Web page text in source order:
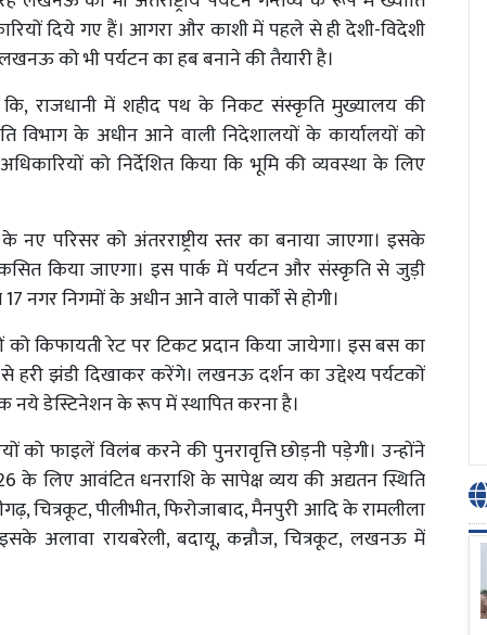
दिये गए हैं। आगरा और काशी में पहले से ही देशी-विदेशी
को भी पर्यटन का हब बनाने की तैयारी है।
कि, राजधानी में शहीद पथ के निकट संस्कृति मुख्यालय की
विभाग के अधीन आने वाली निदेशालयों के कार्यालयों को
को निर्देशित किया कि भूमि की व्यवस्था के लिए
नए परिसर को अंतरराष्ट्रीय स्तर का बनाया जाएगा। इसके
किया जाएगा। इस पार्क में पर्यटन और संस्कृति से जुड़ी
नगर निगमों के अधीन आने वाले पार्कों से होगी।
किफायती रेट पर टिकट प्रदान किया जायेगा। इस बस का
हरी झंडी दिखाकर करेंगे। लखनऊ दर्शन का उद्देश्य पर्यटकों
डेस्टिनेशन के रूप में स्थापित करना है।
को फाइलें विलंब करने की पुनरावृत्ति छोड़नी पड़ेगी। उन्होंने
के लिए आवंटित धनराशि के सापेक्ष व्यय की अद्यतन स्थिति
चित्रकूट, पीलीभीत, फिरोजाबाद, मैनपुरी आदि के रामलीला
अलावा रायबरेली, बदायू, कन्नौज, चित्रकूट, लखनऊ में